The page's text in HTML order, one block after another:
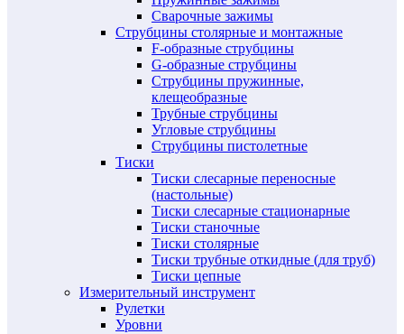
Сварочные зажимы
Струбцины столярные и монтажные
F-образные струбцины
G-образные струбцины
Струбцины пружинные,
клещеобразные
Трубные струбцины
Угловые струбцины
Струбцины пистолетные
Тиски
Тиски слесарные переносные
(настольные)
Тиски слесарные стационарные
Тиски станочные
Тиски столярные
Тиски трубные откидные (для труб)
Тиски цепные
Измерительный инструмент
Рулетки
Уровни